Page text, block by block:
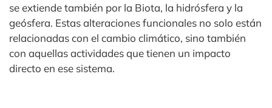
se extiende también por la Biota, la hidrósfera y la
geósfera. Estas alteraciones funcionales no solo están
relacionadas con el cambio climático, sino también
con aquellas actividades que tienen un impacto
directo en ese sistema.